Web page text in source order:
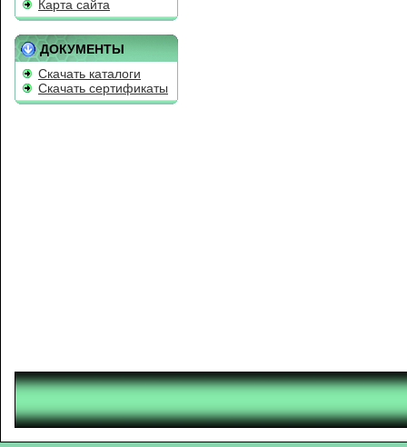
Карта сайта
ДОКУМЕНТЫ
Скачать каталоги
Скачать сертификаты